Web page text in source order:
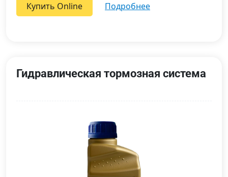
Купить Online подробнее
Гидравлическая тормозная система